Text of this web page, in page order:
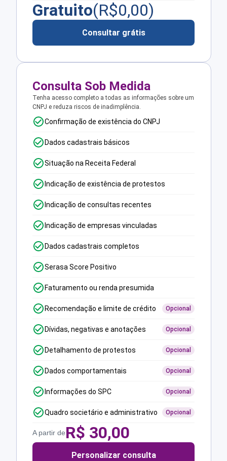
Gratuito(R$0,00)
Consultar grátis
Consulta Sob Medida
Tenha acesso completo a todas as informações sobre um
CNPJ e reduza riscos de inadimplência.
Confirmação de existência do CNPJ
Dados cadastrais básicos
Situação na Receita Federal
Indicação de existência de protestos
Indicação de consultas recentes
Indicação de empresas vinculadas
Dados cadastrais completos
Serasa Score Positivo
Faturamento ou renda presumida
Recomendação e limite de crédito Opcional
Dívidas, negativas e anotações Opcional
Detalhamento de protestos Opcional
Dados comportamentais Opcional
Informações do SPC Opcional
Quadro societário e administrativo Opcional
A partir deR$ 30,00
Personalizar consulta